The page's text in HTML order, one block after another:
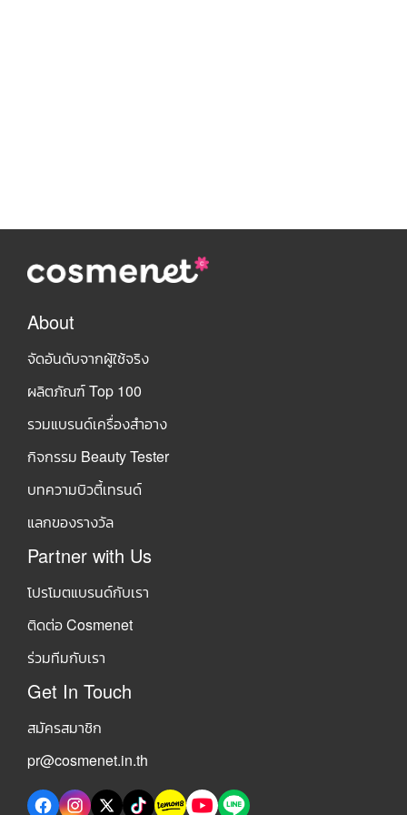
About
จัดอันดับจากผู้ใช้จริง
ผลิตภัณฑ์ Top 100
รวมแบรนด์เครื่องสำอาง
กิจกรรม Beauty Tester
บทความบิวตี้เทรนด์
แลกของรางวัล
Partner with Us
โปรโมตแบรนด์กับเรา
ติดต่อ Cosmenet
ร่วมทีมกับเรา
Get In Touch
สมัครสมาชิก
pr@cosmenet.in.th